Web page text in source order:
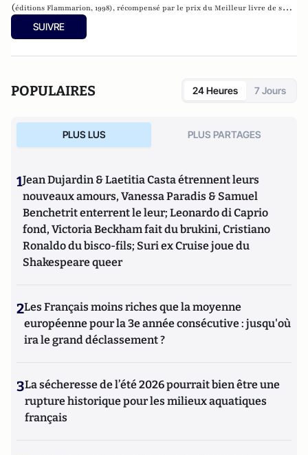
(éditions Flammarion, 1998), récompensé par le prix du Meilleur livre de sport
cette année-là. Il vient de publier "Platoche, gloire et déboires d'un héros
français" (éditions Flammarion, 2016).
SUIVRE
POPULAIRES 24 Heures 7 Jours
PLUS LUS PLUS PARTAGES
1Jean Dujardin & Laetitia Casta étrennent leurs
nouveaux amours, Vanessa Paradis & Samuel
Benchetrit enterrent le leur; Leonardo di Caprio
fond, Victoria Beckham fait du brukini, Cristiano
Ronaldo du bisco-fils; Suri ex Cruise joue du
Shakespeare queer
2Les Français moins riches que la moyenne
européenne pour la 3e année consécutive : jusqu'où
ira le grand déclassement ?
3La sécheresse de l’été 2026 pourrait bien être une
rupture historique pour les milieux aquatiques
français